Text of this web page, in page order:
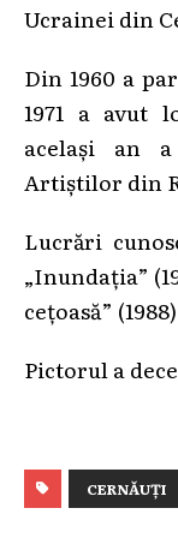
Ucrainei din
Din 1960 a
1971 a avut
același an
Artiștilor din
Lucrări
„Inundația”
cețoasă”
Pictorul a
CERNĂUȚI